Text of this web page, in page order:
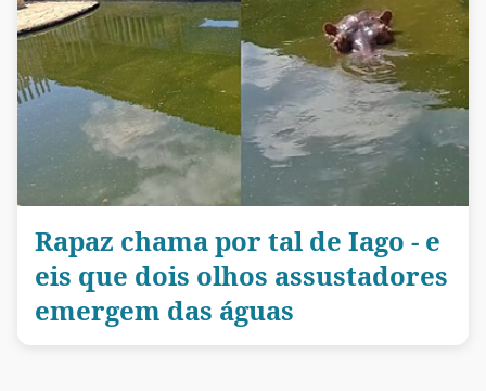
Rapaz chama por tal de Iago - e
eis que dois olhos assustadores
emergem das águas